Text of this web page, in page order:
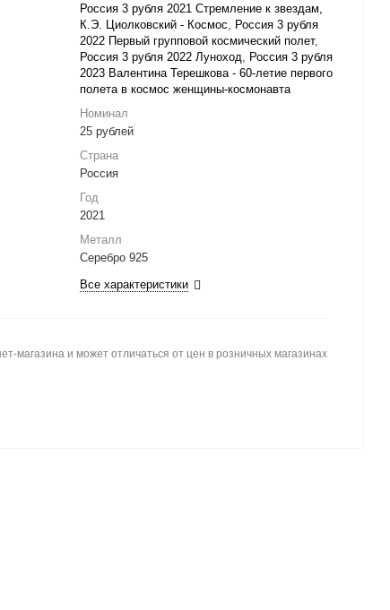
Россия 3 рубля 2021 Стремление к звездам,
К.Э. Циолковский - Космос, Россия 3 рубля
2022 Первый групповой космический полет,
Россия 3 рубля 2022 Луноход, Россия 3 рубля
2023 Валентина Терешкова - 60-летие первого
полета в космос женщины-космонавта
Номинал
25 рублей
Страна
Россия
Год
2021
Металл
Серебро 925
Все характеристики
магазина и может отличаться от цен в розничных магазинах